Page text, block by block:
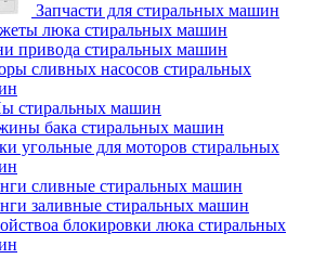
Запчасти для стиральных машин
люка стиральных машин
привода стиральных машин
сливных насосов стиральных
стиральных машин
бака стиральных машин
угольные для моторов стиральных
сливные стиральных машин
заливные стиральных машин
блокировки люка стиральных